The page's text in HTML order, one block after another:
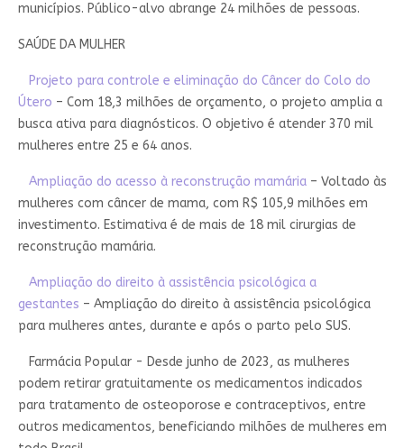
municípios. Público-alvo abrange 24 milhões de pessoas.
SAÚDE DA MULHER
Projeto para controle e eliminação do Câncer do Colo do
Útero – Com 18,3 milhões de orçamento, o projeto amplia a
busca ativa para diagnósticos. O objetivo é atender 370 mil
mulheres entre 25 e 64 anos.
Ampliação do acesso à reconstrução mamária– Voltado às
mulheres com câncer de mama, com R$ 105,9 milhões em
investimento. Estimativa é de mais de 18 mil cirurgias de
reconstrução mamária.
Ampliação do direito à assistência psicológica a
gestantes – Ampliação do direito à assistência psicológica
para mulheres antes, durante e após o parto pelo SUS.
Farmácia Popular - Desde junho de 2023, as mulheres
podem retirar gratuitamente os medicamentos indicados
para tratamento de osteoporose e contraceptivos, entre
outros medicamentos, beneficiando milhões de mulheres em